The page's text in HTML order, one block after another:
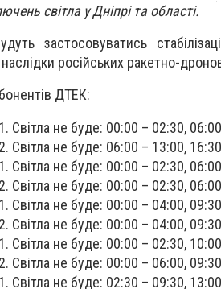
світла у Дніпрі та області.
застосовуватись
російських ракетно-
ДТЕК:
Світла не буде: 00:00 – 02:30,
Світла не буде: 06:00 – 13:00,
Світла не буде: 00:00 – 02:30,
Світла не буде: 00:00 – 02:30,
Світла не буде: 00:00 – 04:00,
Світла не буде: 00:00 – 04:00,
Світла не буде: 00:00 – 02:30,
Світла не буде: 00:00 – 06:00,
Світла не буде: 02:30 – 09:30,